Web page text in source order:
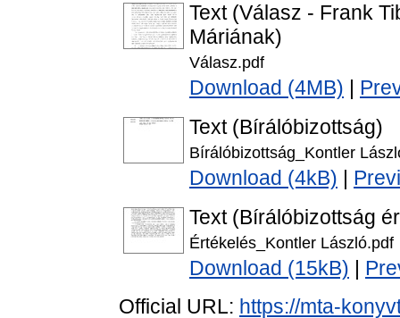
Text (Válasz - Frank
Máriának)
Válasz.pdf
Download (4MB)
Text (Bírálóbizottság)
Bírálóbizottság_Kontler
Download (4kB)
Text (Bírálóbizottság
Értékelés_Kontler László.pdf
Download (15kB)
Official URL: https://mta-